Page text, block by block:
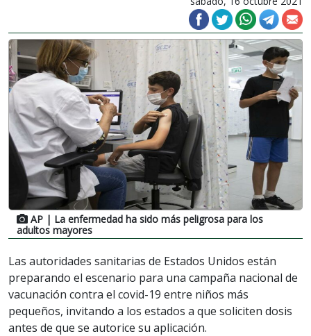
AP | La enfermedad ha sido más peligrosa para los
adultos mayores
Las autoridades sanitarias de Estados Unidos están
preparando el escenario para una campaña nacional de
vacunación contra el covid-19 entre niños más
pequeños, invitando a los estados a que soliciten dosis
antes de que se autorice su aplicación.